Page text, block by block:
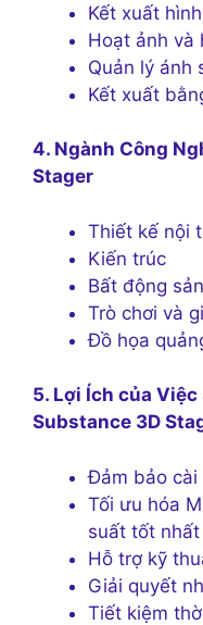
Kết xuất
Hoạt ảnh và
Quản lý ánh
Kết xuất
4. Ngành Công
Stager
Thiết kế nội
Kiến trúc
Bất động sản
Trò chơi và
Đồ họa
5. Lợi Ích của
Substance 3D
Đảm bảo cài
Tối ưu hóa
suất tốt nhất
Hỗ trợ kỹ
Giải quyết
Tiết kiệm